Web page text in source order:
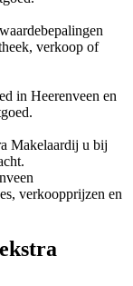
verkoop of
in Heerenveen en
Makelaardij u bij
verkoopprijzen en